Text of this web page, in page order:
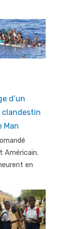
d’un
Man
Américain.
en